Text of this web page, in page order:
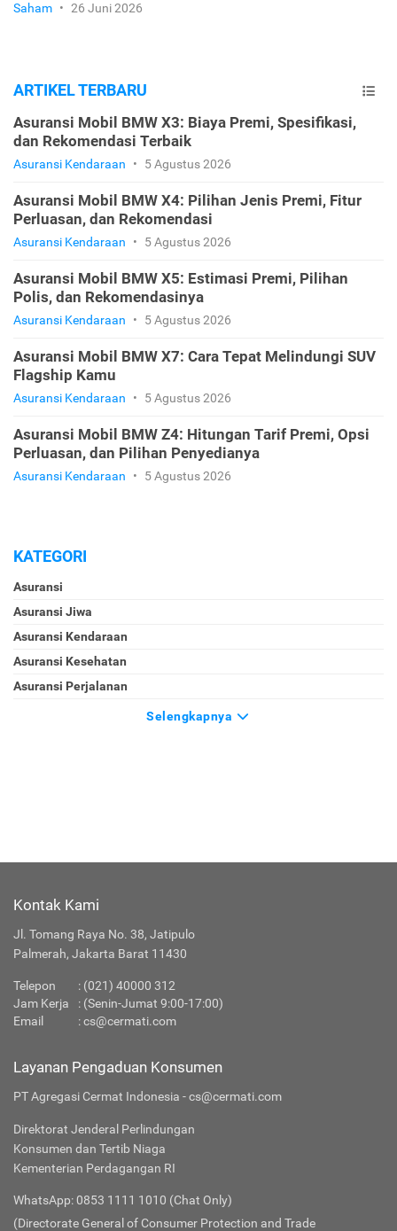
Saham • 26 Juni 2026
ARTIKEL TERBARU
Asuransi Mobil BMW X3: Biaya Premi, Spesifikasi,
dan Rekomendasi Terbaik
Asuransi Kendaraan • 5 Agustus 2026
Asuransi Mobil BMW X4: Pilihan Jenis Premi, Fitur
Perluasan, dan Rekomendasi
Asuransi Kendaraan • 5 Agustus 2026
Asuransi Mobil BMW X5: Estimasi Premi, Pilihan
Polis, dan Rekomendasinya
Asuransi Kendaraan • 5 Agustus 2026
Asuransi Mobil BMW X7: Cara Tepat Melindungi SUV
Flagship Kamu
Asuransi Kendaraan • 5 Agustus 2026
Asuransi Mobil BMW Z4: Hitungan Tarif Premi, Opsi
Perluasan, dan Pilihan Penyedianya
Asuransi Kendaraan • 5 Agustus 2026
KATEGORI
Asuransi
Asuransi Jiwa
Asuransi Kendaraan
Asuransi Kesehatan
Asuransi Perjalanan
Selengkapnya
Kontak Kami
Jl. Tomang Raya No. 38, Jatipulo
Palmerah, Jakarta Barat 11430
Telepon : (021) 40000 312
Jam Kerja
: (Senin-Jumat 9:00-17:00)
Email
:cs@cermati.com
Layanan Pengaduan Konsumen
PT Agregasi Cermat Indonesia - cs@cermati.com
Direktorat Jenderal Perlindungan
Konsumen dan Tertib Niaga
Kementerian Perdagangan RI
WhatsApp: 0853 1111 1010 (Chat Only)
(Directorate General of Consumer Protection and Trade